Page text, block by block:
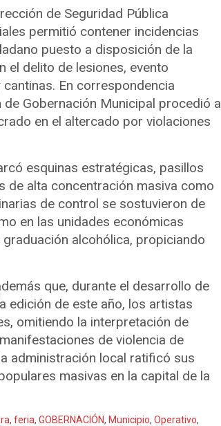
de Seguridad Pública
permitió contener incidencias
puesto a disposición de la
el delito de lesiones, evento
En correspondencia
Gobernación Municipal procedió a
en el altercado por violaciones
esquinas estratégicas, pasillos
de alta concentración masiva como
de control se sostuvieron de
en las unidades económicas
alcohólica, propiciando
que, durante el desarrollo de
edición de este año, los artistas
omitiendo la interpretación de
de violencia de
administración local ratificó sus
masivas en la capital de la
,feria,GOBERNACIÓN, Municipio,Operativo,